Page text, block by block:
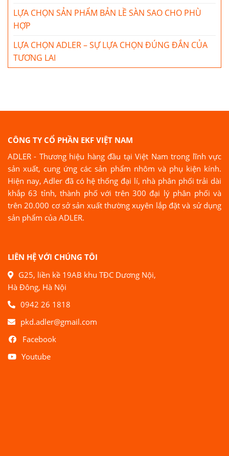
LỰA CHỌN SẢN PHẨM BẢN LỀ SÀN SAO CHO PHÙ
HỢP
LỰA CHỌN ADLER – SỰ LỰA CHỌN ĐÚNG ĐẮN CỦA
TƯƠNG LAI
CÔNG TY CỔ PHẦN EKF VIỆT NAM
ADLER - Thương hiệu hàng đầu tại Việt Nam trong lĩnh vực
sản xuất, cung ứng các sản phẩm nhôm và phụ kiện kính.
Hiện nay, Adler đã có hệ thống đại lí, nhà phân phối trải dài
khắp 63 tỉnh, thành phố với trên 300 đại lý phân phối và
trên 20.000 cơ sở sản xuất thường xuyên lắp đặt và sử dụng
sản phẩm của ADLER.
LIÊN HỆ VỚI CHÚNG TÔI
G25, liền kề 19AB khu TĐC Dương Nội,
Hà Đông, Hà Nội
0942 26 1818
pkd.adler@gmail.com
Facebook
Youtube